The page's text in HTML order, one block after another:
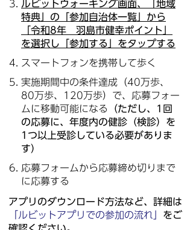
ルビットウォーキング画面、「地域
特典」の「参加自治体一覧」から
「令和8年 羽島市健幸ポイント」
を選択し「参加する」をタップする
スマートフォンを携帯して歩く
実施期間中の条件達成（40万歩、
80万歩、120万歩）で、応募フォー
ムに移動可能になる
（ただし、1回
の応募に、年度内の健診（検診）を
1つ以上受診している必要がありま
す）
応募フォームから応募締め切りまで
に応募する
アプリのダウンロード方法など、詳細は
「ルビットアプリでの参加の流れ」 をご